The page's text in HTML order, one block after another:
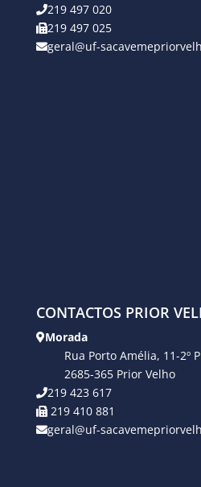
219 497 020
219 497 025
geral@uf-
CONTACTOS PRIOR
Morada
Rua Porto Amélia, 11-2º
2685-365 Prior Velho
219 423 617
219 410 881
geral@uf-